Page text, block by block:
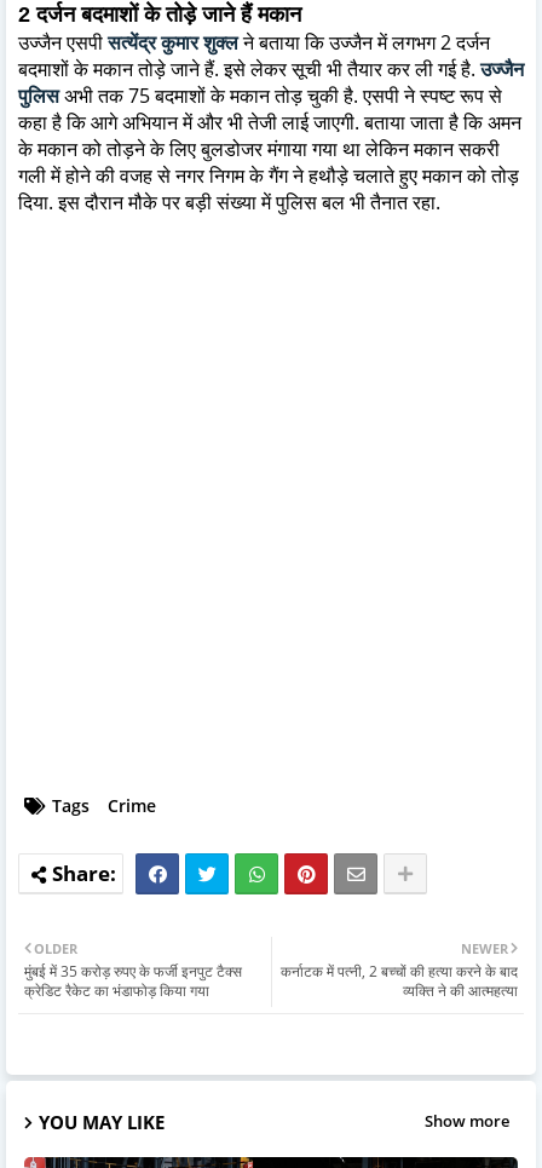
2 दर्जन बदमाशों के तोड़े जाने हैं मकान
उज्जैन एसपीसत्येंद्र कुमार शुक्लने बताया कि उज्जैन में लगभग 2 दर्जन
बदमाशों के मकान तोड़े जाने हैं. इसे लेकर सूची भी तैयार कर ली गई है.उज्जैन
पुलिसअभी तक 75 बदमाशों के मकान तोड़ चुकी है. एसपी ने स्पष्ट रूप से
कहा है कि आगे अभियान में और भी तेजी लाई जाएगी. बताया जाता है कि अमन
के मकान को तोड़ने के लिए बुलडोजर मंगाया गया था लेकिन मकान सकरी
गली में होने की वजह से नगर निगम के गैंग ने हथौड़े चलाते हुए मकान को तोड़
दिया. इस दौरान मौके पर बड़ी संख्या में पुलिस बल भी तैनात रहा.
Tags Crime
NEWER
कर्नाटक में पत्नी, 2 बच्चों की हत्या करने के बाद
व्यक्ति ने की आत्महत्या
OLDER
मुंबई में 35 करोड़ रुपए के फर्जी इनपुट टैक्स
क्रेडिट रैकेट का भंडाफोड़ किया गया
YOU MAY LIKE Show more